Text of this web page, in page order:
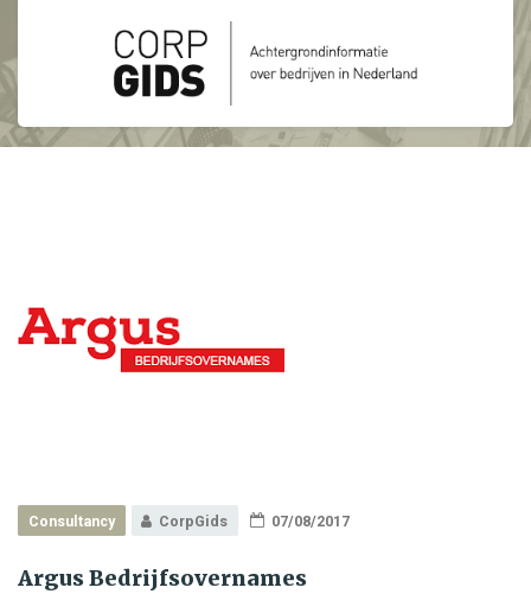
Consultancy CorpGids 07/08/2017
Argus Bedrijfsovernames